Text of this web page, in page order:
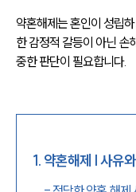
채용정보
약혼해제는 혼인이 성립
한 감정적 갈등이 아닌 손
중한 판단이 필요합니다.
1. 약혼해제 | 사유